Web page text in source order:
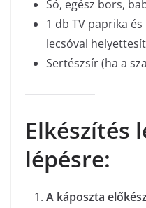
Só, egész bors,
1 db TV paprika
lecsóval
Sertészsír (ha a
Elkészítés
lépésre:
A káposzta